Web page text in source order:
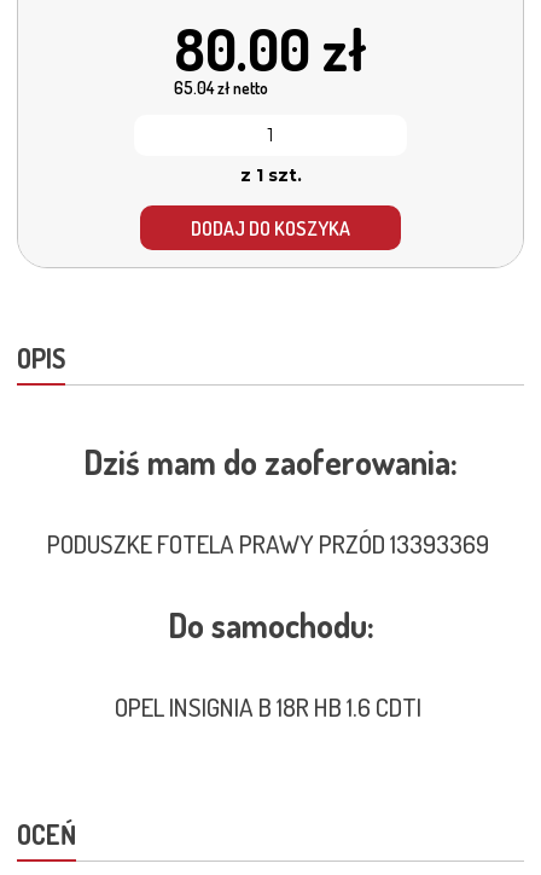
80.00 zł
65.04zł netto
z 1 szt.
DODAJ DO KOSZYKA
OPIS
Dziś mam do zaoferowania:
PODUSZKE FOTELA PRAWY PRZÓD 13393369
Do samochodu:
OPEL INSIGNIA B 18R HB 1.6 CDTI
OCEŃ